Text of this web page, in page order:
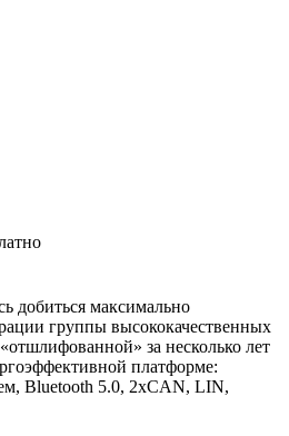
добиться максимально
группы высококачественных
за несколько лет
платформе:
Bluetooth 5.0, 2xCAN, LIN,